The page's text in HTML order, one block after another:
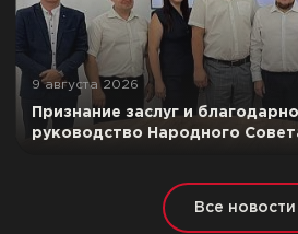
9 августа 2026
Признание заслуг и
руководство Народного
Все новости